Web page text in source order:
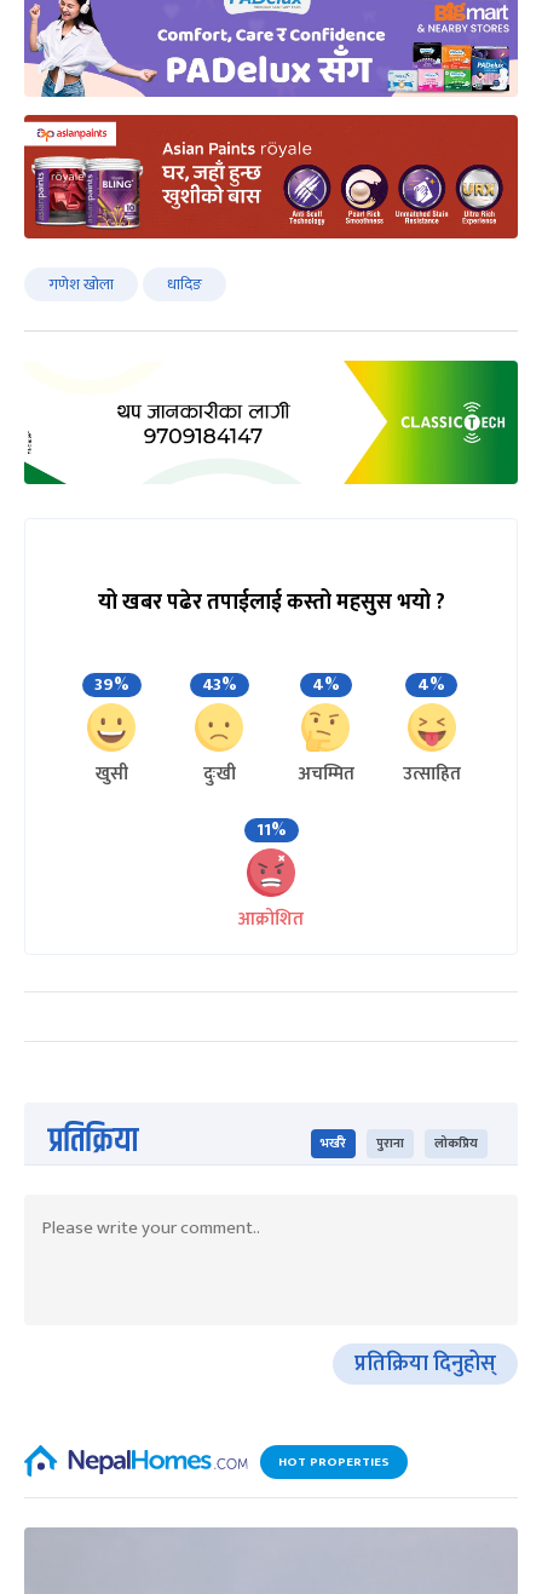
गणेश खोला धादिङ
यो खबर पढेर तपाईलाई कस्तो महसुस भयो ?
39%
खुसी
43%
दुःखी
4%
अचम्मित
4%
उत्साहित
11%
आक्रोशित
प्रतिक्रिया भर्खरै पुराना लोकप्रिय
प्रतिक्रिया दिनुहोस्
HOT PROPERTIES